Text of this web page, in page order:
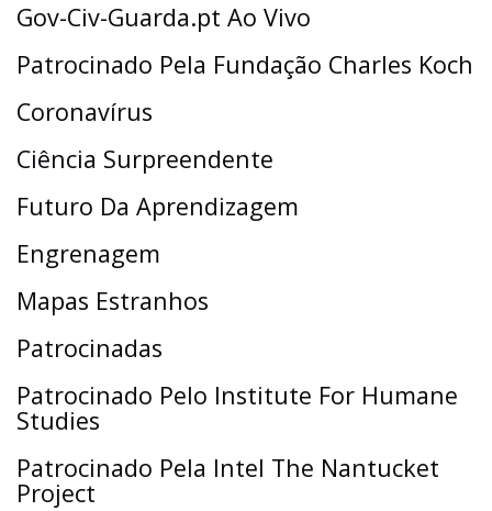
Gov-Civ-Guarda.pt Ao Vivo
Patrocinado Pela Fundação Charles Koch
Coronavírus
Ciência Surpreendente
Futuro Da Aprendizagem
Engrenagem
Mapas Estranhos
Patrocinadas
Patrocinado Pelo Institute For Humane
Studies
Patrocinado Pela Intel The Nantucket
Project